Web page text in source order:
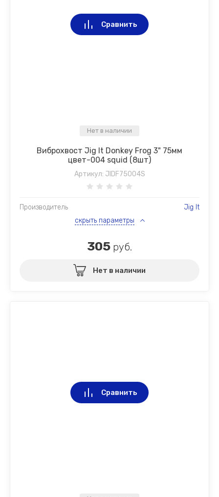
Нет в наличии
Виброхвост Jig It Donkey Frog 3" 75мм
цвет-004 squid (8шт)
Артикул: JIDF75004S
Производитель
Jig It
скрыть параметры
Сравнить
305 руб.
Нет в наличии
Сравнить